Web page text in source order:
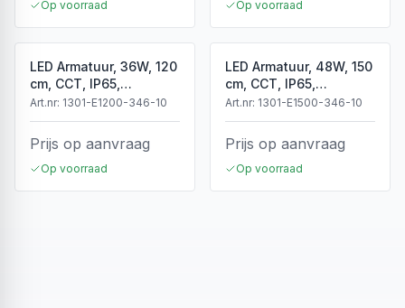
Op voorraad Op voorraad
LED Armatuur, 36W, 120
cm, CCT, IP65,
Koppelbaar
Art.nr: 1301-E1200-346-10
Prijs op aanvraag
Op voorraad
LED Armatuur, 48W, 150
cm, CCT, IP65,
Koppelbaar
Art.nr: 1301-E1500-346-10
Prijs op aanvraag
Op voorraad